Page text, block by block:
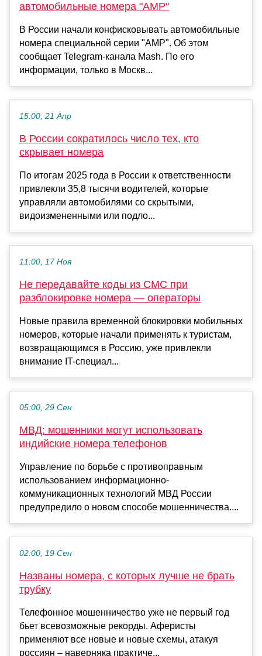
автомобильные номера "АМР"
В России начали конфисковывать автомобильные
номера специальной серии "АМР". Об этом
сообщает Telegram-канала Mash. По его
информации, только в Москв...
15:00, 21 Апр
В России сократилось число тех, кто
скрывает номера
По итогам 2025 года в России к ответственности
привлекли 35,8 тысячи водителей, которые
управляли автомобилями со скрытыми,
видоизмененными или подло...
11:00, 17 Ноя
Не передавайте коды из СМС при
разблокировке номера — операторы
Новые правила временной блокировки мобильных
номеров, которые начали применять к туристам,
возвращающимся в Россию, уже привлекли
внимание IT-специал...
05:00, 29 Сен
МВД: мошенники могут использовать
индийские номера телефонов
Управление по борьбе с противоправным
использованием информационно-
коммуникационных технологий МВД России
предупредило о новом способе мошенничества....
02:00, 19 Сен
Названы номера, с которых лучше не брать
трубку
Телефонное мошенничество уже не первый год
бьет всевозможные рекорды. Аферисты
применяют все новые и новые схемы, атакуя
россиян – наверняка практиче...